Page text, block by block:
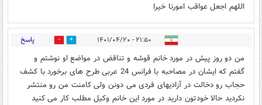
اللهم اجعل عواقب امورنا خیرا
۲۱:۵۰ - ۱۴۰۱/۰۴/۲۰ 8 پاسخ
من دو روز پیش در مورد خانم قوشه و تناقض در مواضع او نوشتم و
گفتم که ایشان در مصاحبه با فرانس 24 عربی طرح های برخورد با کشف
حجاب رو دخالت در آزادیهای فردی می دونن ولی کامنت من رو منتشر
نکردید حالا خودتون دارید در مورد این خانم وکیل مطلب کار می کنید